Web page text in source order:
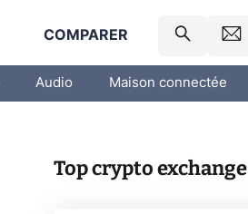
COMPARER
Audio Maison connectée
Top crypto exchange